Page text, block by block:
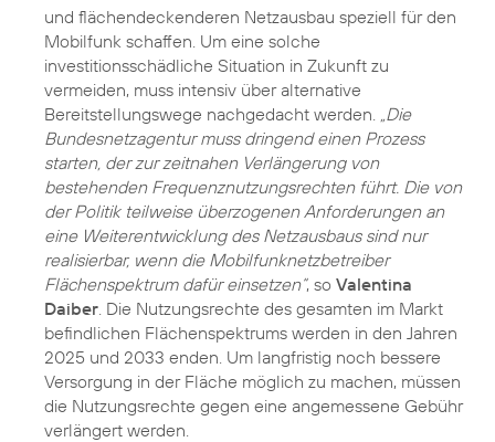
und flächendeckenderen Netzausbau speziell für den
Mobilfunk schaffen. Um eine solche
investitionsschädliche Situation in Zukunft zu
vermeiden, muss intensiv über alternative
Bereitstellungswege nachgedacht werden.
„Die
Bundesnetzagentur muss dringend einen Prozess
starten, der zur zeitnahen Verlängerung von
bestehenden Frequenznutzungsrechten führt. Die von
der Politik teilweise überzogenen Anforderungen an
eine Weiterentwicklung des Netzausbaus sind nur
realisierbar, wenn die Mobilfunknetzbetreiber
Flächenspektrum dafür einsetzen“, so Valentina
Daiber . Die Nutzungsrechte des gesamten im Markt
befindlichen Flächenspektrums werden in den Jahren
2025 und 2033 enden. Um langfristig noch bessere
Versorgung in der Fläche möglich zu machen, müssen
die Nutzungsrechte gegen eine angemessene Gebühr
verlängert werden.